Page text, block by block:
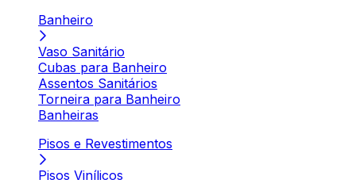
Banheiro
Vaso Sanitário
Cubas para Banheiro
Assentos Sanitários
Torneira para Banheiro
Banheiras
Pisos e Revestimentos
Pisos Vinílicos